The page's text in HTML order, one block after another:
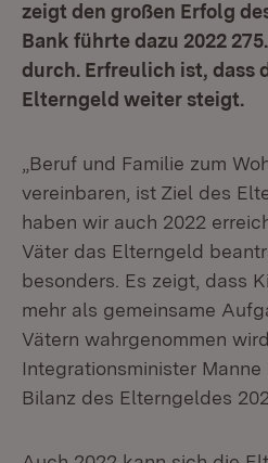
zeigt den großen Erfolg
Bank führte dazu 2022
durch. Erfreulich ist, dass
Elterngeld weiter steigt.
„Beruf und Familie zum
vereinbaren, ist Ziel des
haben wir auch 2022
Väter das Elterngeld
besonders. Es zeigt, dass
mehr als gemeinsame
Vätern wahrgenommen
Integrationsminister
Bilanz des Elterngeldes